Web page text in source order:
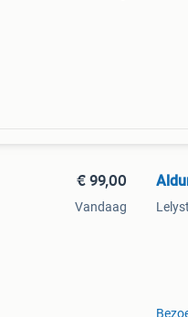
€ 99,00
Vandaag